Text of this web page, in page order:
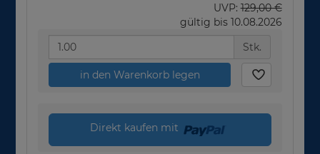
UVP:129,00 €
gültig bis 10.08.2026
Stk.
in den Warenkorb legen
Direkt kaufen mit